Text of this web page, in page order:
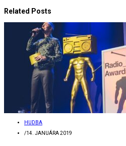
Related Posts
HUDBA
/14. JANUÁRA 2019